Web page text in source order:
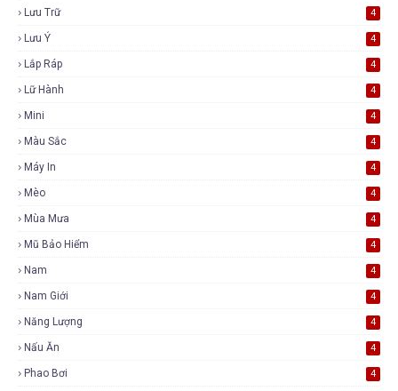
Lưu Trữ 4
Lưu Ý 4
Lắp Ráp 4
Lữ Hành 4
Mini 4
Màu Sắc 4
Máy In 4
Mèo 4
Mùa Mưa 4
Mũ Bảo Hiểm 4
Nam 4
Nam Giới 4
Năng Lượng 4
Nấu Ăn 4
Phao Bơi 4